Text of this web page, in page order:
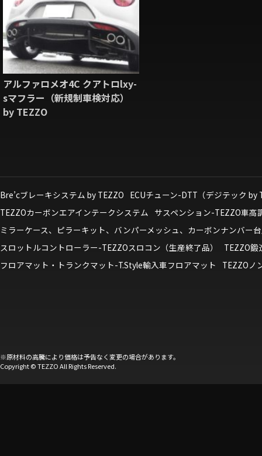
アルファロメオ4C クアトロlxy-
sマフラー（新規制車検対応）
by TEZZO
Bre’cブレーキシステム by TEZZO ECUチューン-DTT（デジテック by
TEZZOカーボンエアインテークシステム
サスペンション-TEZZO車高
ミラーケース、ピラーキット、バンパーメッシュ、カーボンナンバー
スロットルコントローラー-TEZZOスロコン（生産終了品）
TEZZO鍛
フロアマット・トランクマット-T.Style輸入車フロアマット
TEZZOノ
※原材料の高騰により価格は予告なく変更の場合があります。
Copyright © TEZZO All Rights Reserved.